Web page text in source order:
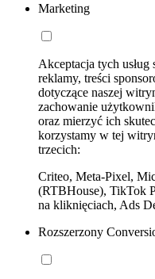
Marketing
Akceptacja tych
reklamy, treści
dotyczące naszej
zachowanie
oraz mierzyć ich
korzystamy w tej
trzecich:
Criteo, Meta-Pixel,
(RTBHouse), TikTok
na kliknięciach, Ads
Rozszerzony